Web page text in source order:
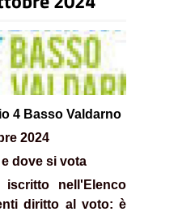
4 Basso Valdarno
2024
dove si vota
nell'Elenco
diritto al voto: è